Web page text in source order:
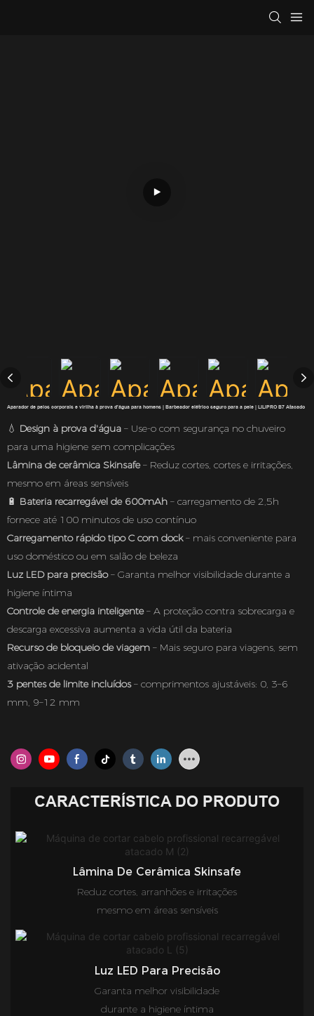
Aparador de pelos corporais e virilha à prova d'água para homens | Barbeador elétrico seguro para a pele | LILIPRO B7 Atacado
💧 Design à prova d'água – Use-o com segurança no chuveiro
para uma higiene sem complicações
Lâmina de cerâmica Skinsafe– Reduz cortes, cortes e irritações,
mesmo em áreas sensíveis
🔋 Bateria recarregável de 600mAh – carregamento de 2,5h
fornece até 100 minutos de uso contínuo
Carregamento rápido tipo C com dock– mais conveniente para
uso doméstico ou em salão de beleza
Luz LED para precisão– Garanta melhor visibilidade durante a
higiene íntima
Controle de energia inteligente– A proteção contra sobrecarga e
descarga excessiva aumenta a vida útil da bateria
Recurso de bloqueio de viagem – Mais seguro para viagens, sem
ativação acidental
3 pentes de limite incluídos– comprimentos ajustáveis: 0, 3–6
mm, 9–12 mm
CARACTERÍSTICA DO PRODUTO
Lâmina De Cerâmica Skinsafe
Reduz cortes, arranhões e irritações
mesmo em áreas sensíveis
Luz LED Para Precisão
Garanta melhor visibilidade
durante a higiene íntima